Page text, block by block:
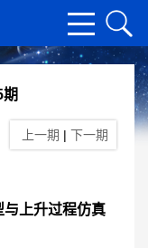
上一期 | 下一期
与上升过程仿真